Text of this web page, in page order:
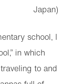
Japan)
school, I
in which
to and